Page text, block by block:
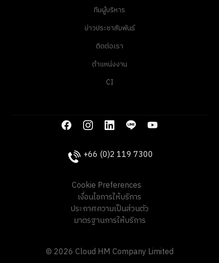
ทีมผู้บริหาร
ข่าวประชาสัมพันธ์
ติดต่อเรา
ตำแหน่งงาน
CI
+66 (0)2 119 7300
Cookie Preferences
เงื่อนไขการให้บริการ
ประกาศความเป็นส่วนตัว
มาตรฐานการให้บริการ
© 2026 Cloud HM Company Limited